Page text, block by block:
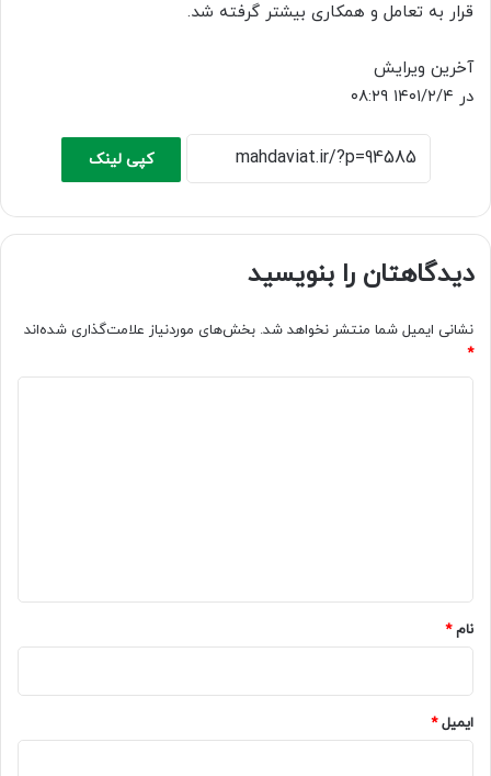
قرار به تعامل و همکاری بیشتر گرفته شد.
آخرین ویرایش
در ۱۴۰۱/۲/۴ ۰۸:۲۹
کپی لینک
دیدگاهتان را بنویسید
نشانی ایمیل شما منتشر نخواهد شد. بخش‌های موردنیاز علامت‌گذاری شده‌اند
*
نام*
ایمیل*